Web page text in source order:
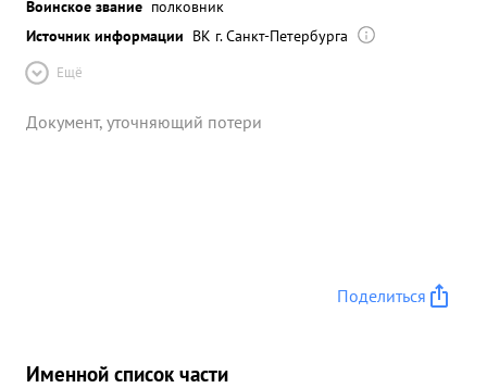
Воинское звание полковник
Источник информации ВК г. Санкт-Петербурга
Ещё
Документ, уточняющий потери
Поделиться
Именной список части